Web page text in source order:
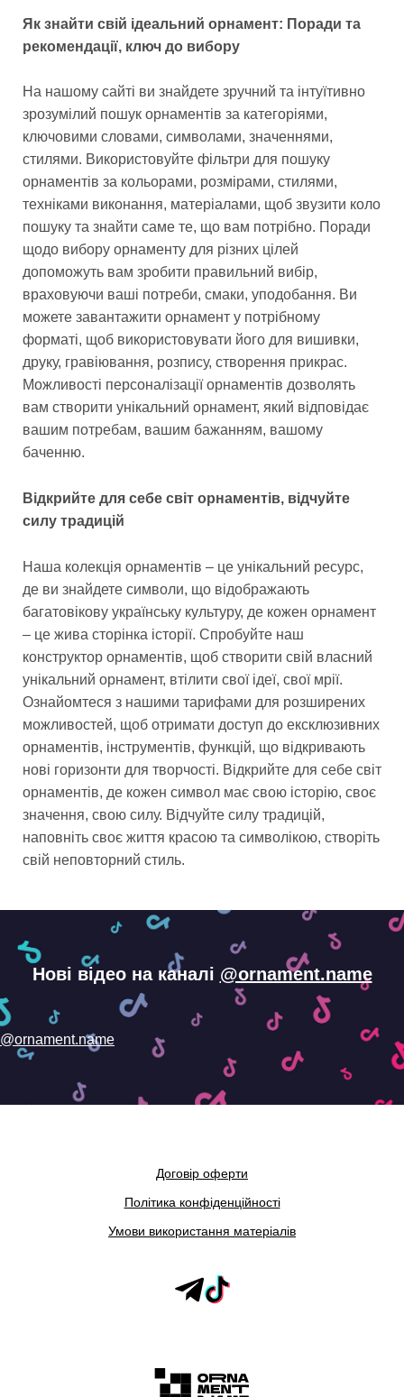
Як знайти свій ідеальний орнамент: Поради та
рекомендації, ключ до вибору
На нашому сайті ви знайдете зручний та інтуїтивно
зрозумілий пошук орнаментів за категоріями,
ключовими словами, символами, значеннями,
стилями. Використовуйте фільтри для пошуку
орнаментів за кольорами, розмірами, стилями,
техніками виконання, матеріалами, щоб звузити коло
пошуку та знайти саме те, що вам потрібно. Поради
щодо вибору орнаменту для різних цілей
допоможуть вам зробити правильний вибір,
враховуючи ваші потреби, смаки, уподобання. Ви
можете завантажити орнамент у потрібному
форматі, щоб використовувати його для вишивки,
друку, гравіювання, розпису, створення прикрас.
Можливості персоналізації орнаментів дозволять
вам створити унікальний орнамент, який відповідає
вашим потребам, вашим бажанням, вашому
баченню.
Відкрийте для себе світ орнаментів, відчуйте
силу традицій
Наша колекція орнаментів – це унікальний ресурс,
де ви знайдете символи, що відображають
багатовікову українську культуру, де кожен орнамент
– це жива сторінка історії. Спробуйте наш
конструктор орнаментів, щоб створити свій власний
унікальний орнамент, втілити свої ідеї, свої мрії.
Ознайомтеся з нашими тарифами для розширених
можливостей, щоб отримати доступ до ексклюзивних
орнаментів, інструментів, функцій, що відкривають
нові горизонти для творчості. Відкрийте для себе світ
орнаментів, де кожен символ має свою історію, своє
значення, свою силу. Відчуйте силу традицій,
наповніть своє життя красою та символікою, створіть
свій неповторний стиль.
Нові відео на каналі @ornament.name
@ornament.name
Договір оферти
Політика конфіденційності
Умови використання матеріалів